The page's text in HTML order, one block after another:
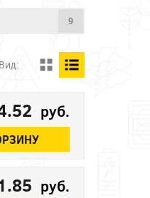
9
Вид:
руб.
руб.